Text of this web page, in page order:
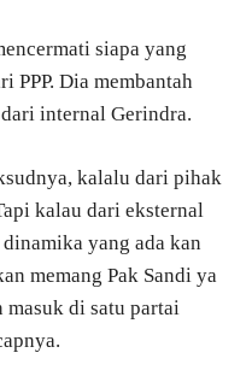
siapa yang
PPP. Dia membantah
internal Gerindra.
kalalu dari pihak
kalau dari eksternal
yang ada kan
memang Pak Sandi ya
di satu partai